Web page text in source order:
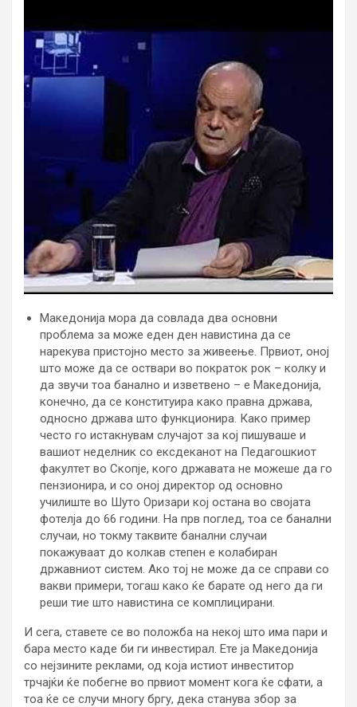
Македонија мора да совлада два основни
проблема за може еден ден навистина да се
нарекува пристојно место за живеење. Првиот, оној
што може да се оствари во пократок рок – колку и
да звучи тоа банално и изветвено – е Македонија,
конечно, да се конституира како правна држава,
односно држава што функционира. Како пример
често го истакнувам случајот за кој пишуваше и
вашиот неделник со ексдеканот на Педагошкиот
факултет во Скопје, кого државата не можеше да го
пензионира, и со оној директор од основно
училиште во Шуто Оризари кој остана во својата
фотелја до 66 години. На прв поглед, тоа се банални
случаи, но токму таквите банални случаи
покажуваат до колкав степен е колабиран
државниот систем. Ако тој не може да се справи со
вакви примери, тогаш како ќе барате од него да ги
реши тие што навистина се комплицирани.
И сега, ставете се во положба на некој што има пари и
бара место каде би ги инвестирал. Ете ја Македонија
со нејзините реклами, од која истиот инвеститор
трчајќи ќе побегне во првиот момент кога ќе сфати, а
тоа ќе се случи многу бргу, дека станува збор за